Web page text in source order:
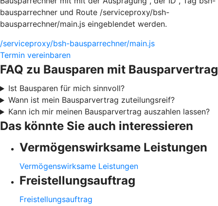
bausparrechner und Route /serviceproxy/bsh-
bausparrechner/main.js eingeblendet werden.
/serviceproxy/bsh-bausparrechner/main.js
Termin vereinbaren
FAQ zu Bausparen mit Bausparvertrag
Ist Bausparen für mich sinnvoll?
Wann ist mein Bausparvertrag zuteilungsreif?
Kann ich mir meinen Bausparvertrag auszahlen lassen?
Das könnte Sie auch interessieren
Vermögenswirksame Leistungen
Vermögenswirksame Leistungen
Freistellungsauftrag
Freistellungsauftrag